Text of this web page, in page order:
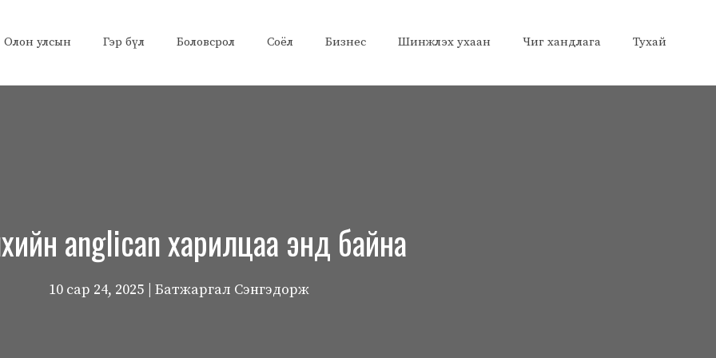
Олон улсын Гэр бүл Боловсрол Соёл Бизнес Шинжлэх ухаан Чиг хандлага Тухай
anglican харилцаа энд байна
10 сар 24, 2025 | Батжаргал Сэнгэдорж